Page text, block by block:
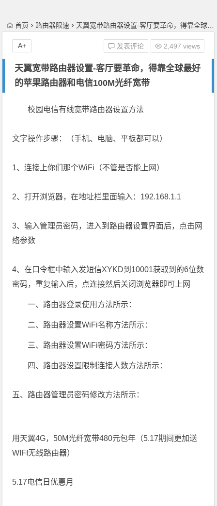
首页 路由器限速 天翼宽带路由器设置-客厅要革命，得靠全球最好的苹果路由器和电信100M光纤宽带
天翼宽带路由器设置-客厅要革命，得靠全球最好
的苹果路由器和电信100M光纤宽带
发表评论 2,497 views
A+
校园电信有线宽带路由器设置方法
文字操作步骤：（手机、电脑、平板都可以）
1、连接上你们那个WiFi（不管是否能上网）
2、打开浏览器，在地址栏里面输入：192.168.1.1
3、输入管理员密码，进入到路由器设置界面后，点击网
络参数
4、在口令框中输入发短信XYKD到10001获取到的6位数
密码，重复输入后，点连接然后关闭浏览器即可上网
一、路由器登录使用方法所示：
二、路由器设置WiFi名称方法所示：
三、路由器设置WiFi密码方法所示：
四、路由器设置限制连接人数方法所示：
五、路由器管理员密码修改方法所示：
用天翼4G，50M光纤宽带480元包年（5.17期间更加送
WIFI无线路由器）
5.17电信日优惠月